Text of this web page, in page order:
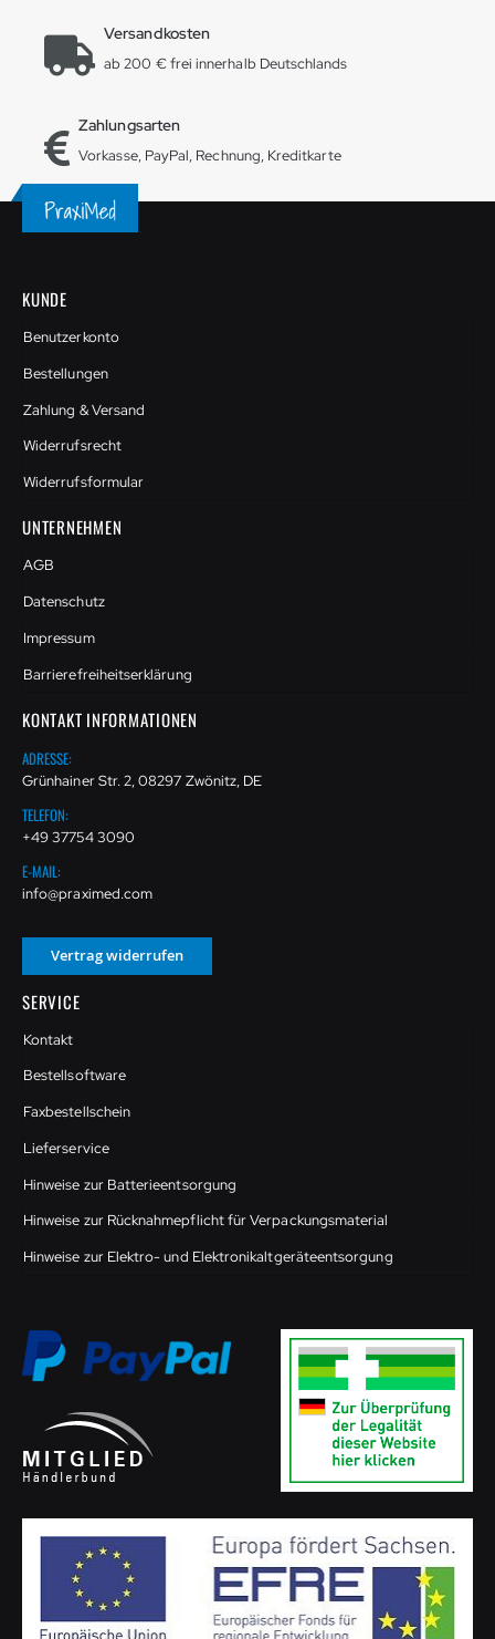
Versandkosten
ab 200 € frei innerhalb Deutschlands
Zahlungsarten
Vorkasse, PayPal, Rechnung, Kreditkarte
KUNDE
Benutzerkonto
Bestellungen
Zahlung & Versand
Widerrufsrecht
Widerrufsformular
UNTERNEHMEN
AGB
Datenschutz
Impressum
Barrierefreiheitserklärung
KONTAKT INFORMATIONEN
ADRESSE:
Grünhainer Str. 2, 08297 Zwönitz, DE
TELEFON:
+49 37754 3090
E-MAIL:
info@praximed.com
Vertrag widerrufen
SERVICE
Kontakt
Bestellsoftware
Faxbestellschein
Lieferservice
Hinweise zur Batterieentsorgung
Hinweise zur Rücknahmepflicht für Verpackungsmaterial
Hinweise zur Elektro- und Elektronikaltgeräteentsorgung